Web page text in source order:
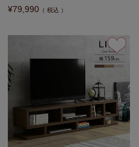
¥79,990 税込